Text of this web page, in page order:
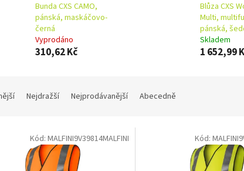
Bunda CXS CAMO,
pánská, maskáčovo-
černá
Vyprodáno
310,62 Kč
Blůza CXS
Multi,
pánská,
Skladem
1 652,99
Nejdražší Nejprodávanější Abecedně
Kód: MALFINI9V39814MALFINI Kód: